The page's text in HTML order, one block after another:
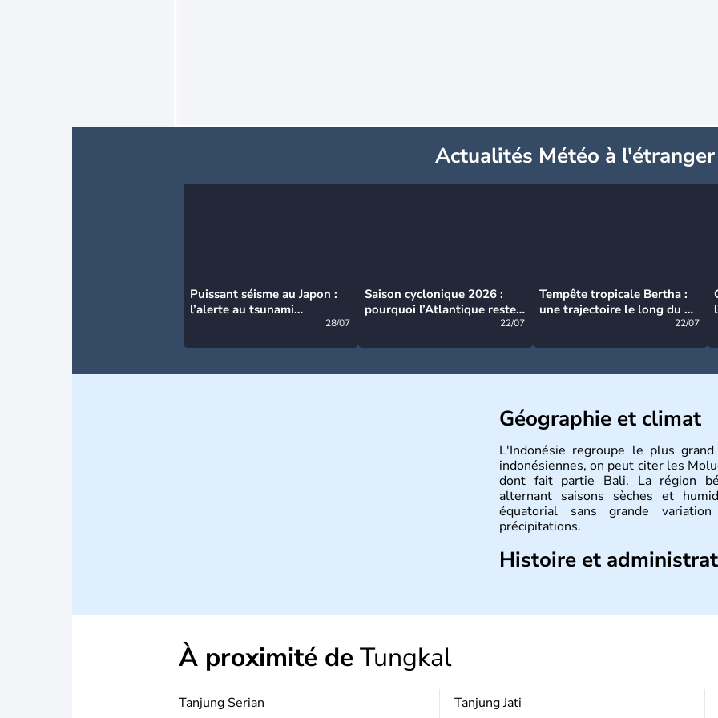
Actualités Météo à l'étranger
Puissant séisme au Japon :
l’alerte au tsunami
28/07
Saison cyclonique 2026 :
pourquoi l’Atlantique reste
22/07
Tempête tropicale Bertha :
une trajectoire le long du du
22/07
Géographie et climat
L'Indonésie regroupe le plus
indonésiennes, on peut citer les
dont fait partie Bali. La région
alternant saisons sèches et
équatorial sans grande
précipitations.
Histoire et
À proximité deTungkal
Tanjung Serian Tanjung Jati